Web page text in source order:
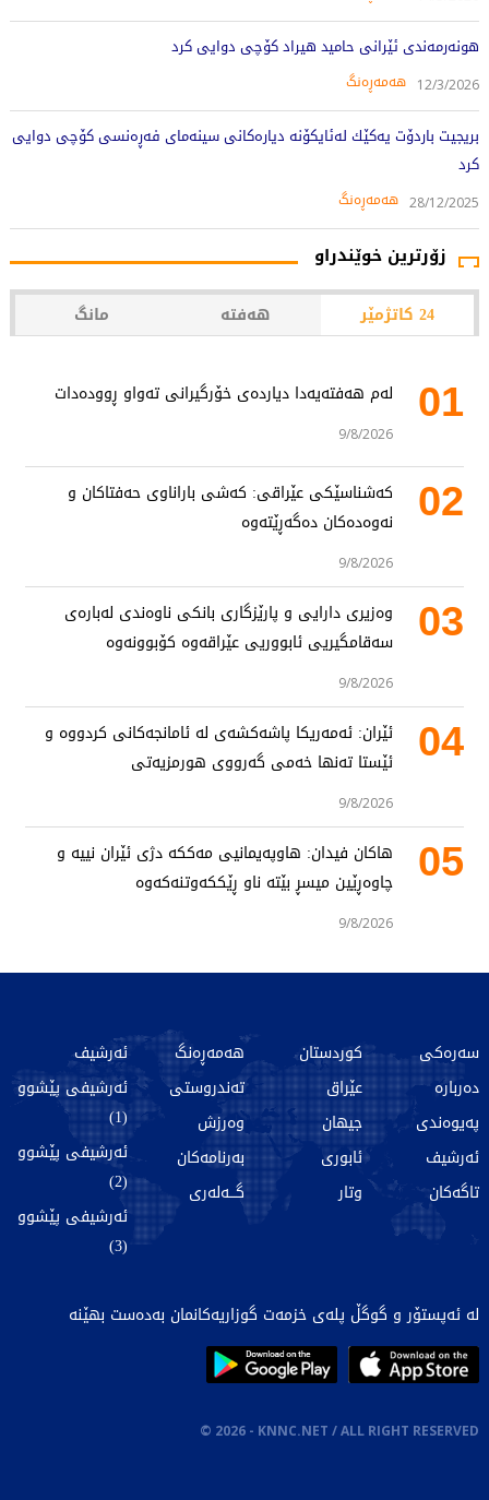
هونەرمەندی ئێرانی حامید هیراد کۆچی دوایی کرد
12/3/2026 هەمەڕەنگ
بریجیت باردۆت یه‌كێك له‌ئایكۆنه‌ دیاره‌كانی سینه‌مای فه‌ڕه‌نسی كۆچی دوایی
كرد
28/12/2025 هەمەڕەنگ
زۆرترین خوێندراو
24 کاتژمێر هەفتە مانگ
01 لەم هەفتەیەدا دیاردەی خۆرگیرانی تەواو ڕوودەدات
9/8/2026
02
کەشناسێکی عێراقی: کەشی باراناوی حەفتاکان و
نەوەدەکان دەگەڕێتەوە
9/8/2026
03
وەزیری دارایی و پارێزگاری بانکی ناوەندی لەبارەی
سەقامگیریی ئابووریی عێراقەوە کۆبوونەوە
9/8/2026
04
ئێران: ئەمەریکا پاشەکشەی لە ئامانجەکانی کردووە و
ئێستا تەنها خەمی گەرووی هورمزیەتی
9/8/2026
05
هاکان فیدان: هاوپەیمانیی مەککە دژی ئێران نییە و
چاوەڕێین میسڕ بێتە ناو ڕێککەوتنەکەوە
9/8/2026
سەرەکی
دەربارە
پەیوەندی
ئەرشیف
تاگەکان
کوردستان
عێراق
جیهان
ئابوری
وتار
هەمەڕەنگ
تەندروستی
وەرزش
بەرنامەکان
گـــەلەری
ئەرشیف
ئەرشیفی پێشوو
(1)
ئەرشیفی پێشوو
(2)
ئەرشیفی پێشوو
(3)
لە ئەپستۆر و گوگڵ پلەی خزمەت گوزاریەکانمان بەدەست بهێنە
© 2026 - KNNC.NET / ALL RIGHT RESERVED